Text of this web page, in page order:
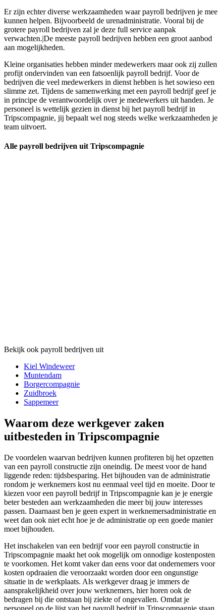
Er zijn echter diverse werkzaamheden waar payroll bedrijven je mee
kunnen helpen. Bijvoorbeeld de urenadministratie. Vooral bij de
grotere payroll bedrijven zal je deze full service aanpak
verwachten.|De meeste payroll bedrijven hebben een groot aanbod
aan mogelijkheden.
Kleine organisaties hebben minder medewerkers maar ook zij zullen
profijt ondervinden van een fatsoenlijk payroll bedrijf. Voor de
bedrijven die veel medewerkers in dienst hebben is het sowieso een
slimme zet. Tijdens de samenwerking met een payroll bedrijf geef je
in principe de verantwoordelijk over je medewerkers uit handen. Je
personeel is wettelijk gezien in dienst bij het payroll bedrijf in
Tripscompagnie, jij bepaalt wel nog steeds welke werkzaamheden je
team uitvoert.
Alle payroll bedrijven uit Tripscompagnie
Bekijk ook payroll bedrijven uit
Kiel Windeweer
Muntendam
Borgercompagnie
Zuidbroek
Sappemeer
Waarom deze werkgever zaken
uitbesteden in Tripscompagnie
De voordelen waarvan bedrijven kunnen profiteren bij het opzetten
van een payroll constructie zijn oneindig. De meest voor de hand
liggende reden: tijdsbesparing. Het bijhouden van de administratie
rondom je werknemers kost nu eenmaal veel tijd en moeite. Door te
kiezen voor een payroll bedrijf in Tripscompagnie kan je je energie
beter besteden aan werkzaamheden die meer bij jouw interesses
passen. Daarnaast ben je geen expert in werknemersadministratie en
weet dan ook niet echt hoe je de administratie op een goede manier
moet bijhouden.
Het inschakelen van een bedrijf voor een payroll constructie in
Tripscompagnie maakt het ook mogelijk om onnodige kostenposten
te voorkomen. Het komt vaker dan eens voor dat ondernemers voor
kosten opdraaien die veroorzaakt worden door een ongunstige
situatie in de werkplaats. Als werkgever draag je immers de
aansprakelijkheid over jouw werknemers, hier horen ook de
bedragen bij die ontstaan bij ziekte of ongevallen. Omdat je
personeel op de lijst van het payroll bedrijf in Tripscompagnie staan